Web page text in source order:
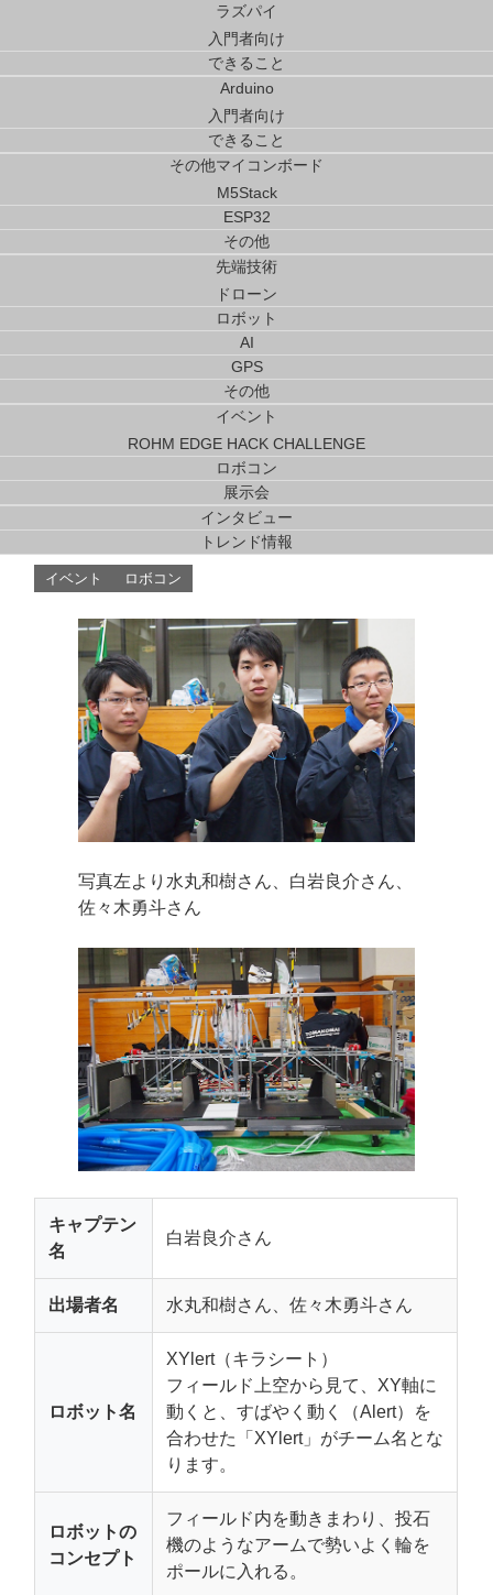
エンジニアライフにプラス1の情報を
ラズパイ
入門者向け
できること
Arduino
入門者向け
できること
その他マイコンボード
M5Stack
ESP32
その他
先端技術
ドローン
ロボット
AI
GPS
その他
イベント
ROHM EDGE HACK CHALLENGE
ロボコン
展示会
インタビュー
トレンド情報
ロボコン > 苫小牧高専：XYlert（キラシート
苫小牧高専：XYlert（キラシート）
イベント ロボコン
写真左より水丸和樹さん、白岩良介さん、
佐々木勇斗さん
キャプテン
名
白岩良介さん
出場者名 水丸和樹さん、佐々木勇斗さん
ロボット名
XYlert（キラシート）
フィールド上空から見て、XY軸に
動くと、すばやく動く（Alert）を
合わせた「XYlert」がチーム名とな
ります。
ロボットの
コンセプト
フィールド内を動きまわり、投石
機のようなアームで勢いよく輪を
ポールに入れる。